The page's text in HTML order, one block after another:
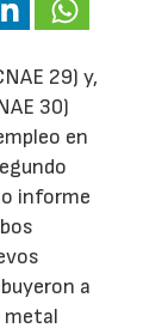
29) y,
30)
en
informe
a
metal